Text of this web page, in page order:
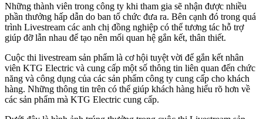
Những thành viên trong công ty khi tham gia sẽ nhận được nhiều
phần thưởng hấp dẫn do ban tổ chức đưa ra. Bên cạnh đó trong quá
trình Livestream các anh chị đồng nghiệp có thể tương tác hỗ trợ
giúp đỡ lẫn nhau để tạo nên mối quan hệ gắn kết, thân thiết.
Cuộc thi livestream sản phẩm là cơ hội tuyệt vời để gắn kết nhân
viên KTG Electric và cung cấp một số thông tin liên quan đến chức
năng và công dụng của các sản phẩm công ty cung cấp cho khách
hàng. Những thông tin trên có thể giúp khách hàng hiểu rõ hơn về
các sản phẩm mà KTG Electric cung cấp.